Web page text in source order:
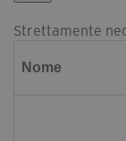
Strettamente
Nome